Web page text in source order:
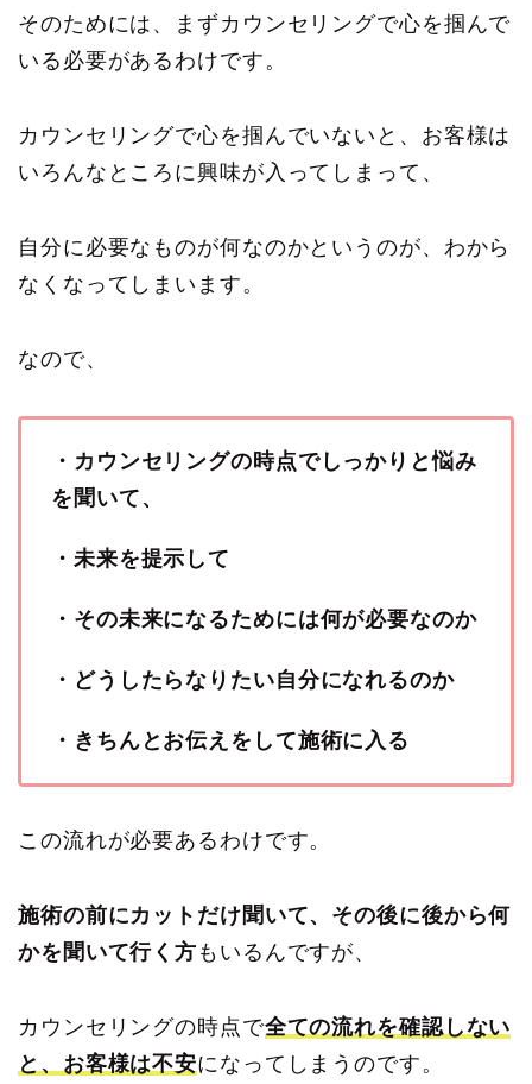
そのためには、まずカウンセリングで心を掴んで
いる必要があるわけです。
カウンセリングで心を掴んでいないと、お客様は
いろんなところに興味が入ってしまって、
自分に必要なものが何なのかというのが、わから
なくなってしまいます。
なので、
・カウンセリングの時点でしっかりと悩み
を聞いて、
・未来を提示して
・その未来になるためには何が必要なのか
・どうしたらなりたい自分になれるのか
・きちんとお伝えをして施術に入る
この流れが必要あるわけです。
施術の前にカットだけ聞いて、その後に後から何
かを聞いて行く方 もいるんですが、
カウンセリングの時点で全ての流れを確認しない
と、お客様は不安になってしまうのです。